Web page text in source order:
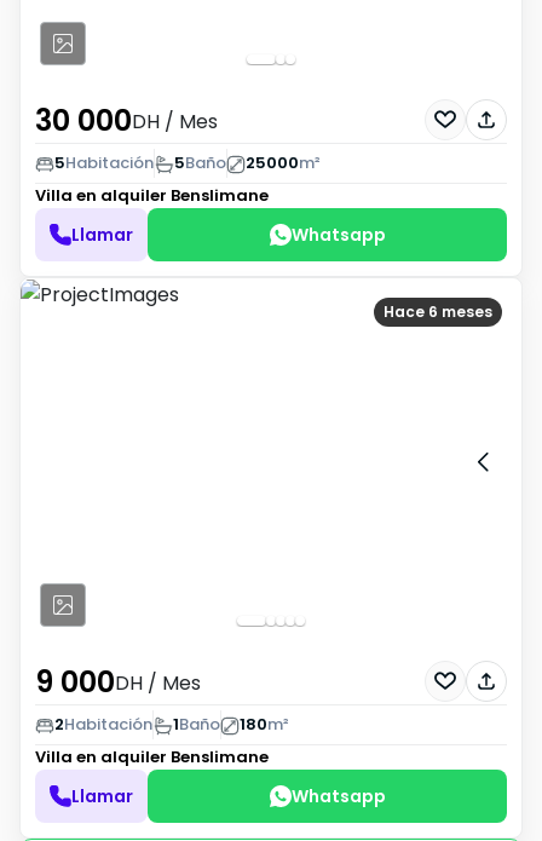
30 000DH / Mes
5Habitación 5Baño 25000m²
Villa en alquiler Benslimane
Llamar Whatsapp
Hace 6 meses
9 000DH / Mes
2Habitación 1Baño 180m²
Villa en alquiler Benslimane
Llamar Whatsapp